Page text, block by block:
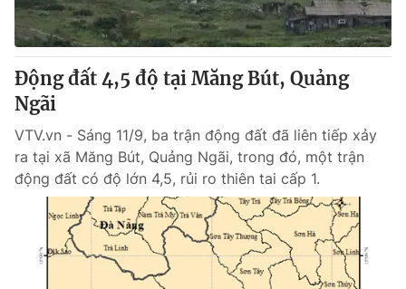
Động đất 4,5 độ tại Măng Bút, Quảng
Ngãi
VTV.vn - Sáng 11/9, ba trận động đất đã liên tiếp xảy
ra tại xã Măng Bút, Quảng Ngãi, trong đó, một trận
động đất có độ lớn 4,5, rủi ro thiên tai cấp 1.